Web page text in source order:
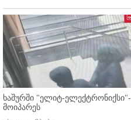
ხაშურში "ელიტ-
მოიპარეს